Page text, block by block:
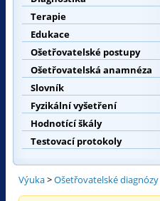
Terapie
Edukace
Ošetřovatelské postupy
Ošetřovatelská anamnéza
Slovník
Fyzikální vyšetření
Hodnotící škály
Testovací protokoly
Výuka>Ošetřovatelské diagnózy